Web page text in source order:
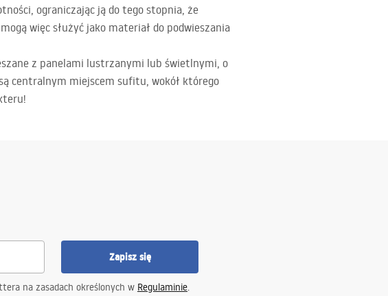
ograniczając ją do tego stopnia, że
więc służyć jako materiał do podwieszania
z panelami lustrzanymi lub świetlnymi, o
centralnym miejscem sufitu, wokół którego
Zapisz się
na zasadach określonych w Regulaminie.